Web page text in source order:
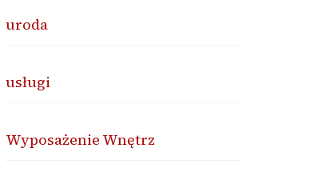
uroda
usługi
Wyposażenie Wnętrz